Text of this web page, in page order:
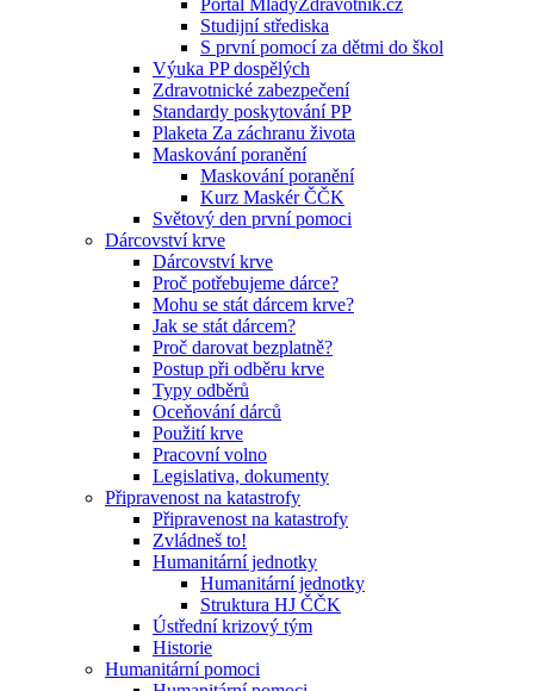
Portál MladyZdravotnik.cz
Studijní střediska
S první pomocí za dětmi do škol
Výuka PP dospělých
Zdravotnické zabezpečení
Standardy poskytování PP
Plaketa Za záchranu života
Maskování poranění
Maskování poranění
Kurz Maskér ČČK
Světový den první pomoci
Dárcovství krve
Dárcovství krve
Proč potřebujeme dárce?
Mohu se stát dárcem krve?
Jak se stát dárcem?
Proč darovat bezplatně?
Postup při odběru krve
Typy odběrů
Oceňování dárců
Použití krve
Pracovní volno
Legislativa, dokumenty
Připravenost na katastrofy
Připravenost na katastrofy
Zvládneš to!
Humanitární jednotky
Humanitární jednotky
Struktura HJ ČČK
Ústřední krizový tým
Historie
Humanitární pomoci